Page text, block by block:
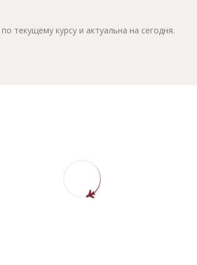
текущему курсу и актуальна на сегодня.